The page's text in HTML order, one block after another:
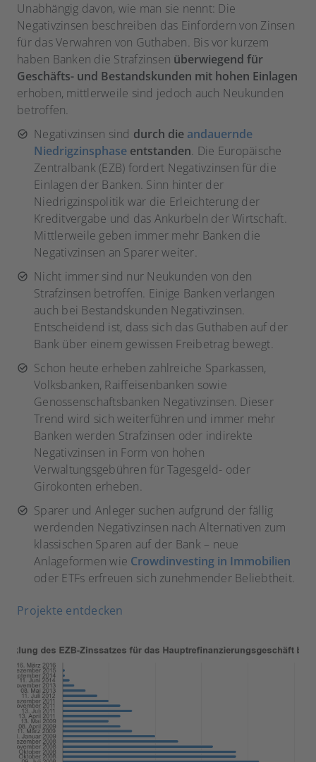
Unabhängig davon, wie man sie nennt: Die
Negativzinsen beschreiben das Einfordern von Zinsen
für das Verwahren von Guthaben. Bis vor kurzem
haben Banken die Strafzinsen überwiegend für
Geschäfts- und Bestandskunden mit hohen Einlagen
erhoben, mittlerweile sind jedoch auch Neukunden
betroffen.
Negativzinsen sind durch die andauernde
Niedrigzinsphase entstanden. Die Europäische
Zentralbank (EZB) fordert Negativzinsen für die
Einlagen der Banken. Sinn hinter der
Niedrigzinspolitik war die Erleichterung der
Kreditvergabe und das Ankurbeln der Wirtschaft.
Mittlerweile geben immer mehr Banken die
Negativzinsen an Sparer weiter.
Nicht immer sind nur Neukunden von den
Strafzinsen betroffen. Einige Banken verlangen
auch bei Bestandskunden Negativzinsen.
Entscheidend ist, dass sich das Guthaben auf der
Bank über einem gewissen Freibetrag bewegt.
Schon heute erheben zahlreiche Sparkassen,
Volksbanken, Raiffeisenbanken sowie
Genossenschaftsbanken Negativzinsen. Dieser
Trend wird sich weiterführen und immer mehr
Banken werden Strafzinsen oder indirekte
Negativzinsen in Form von hohen
Verwaltungsgebühren für Tagesgeld- oder
Girokonten erheben.
Sparer und Anleger suchen aufgrund der fällig
werdenden Negativzinsen nach Alternativen zum
klassischen Sparen auf der Bank – neue
Anlageformen wie Crowdinvesting in Immobilien
oder ETFs erfreuen sich zunehmender Beliebtheit.
Projekte entdecken